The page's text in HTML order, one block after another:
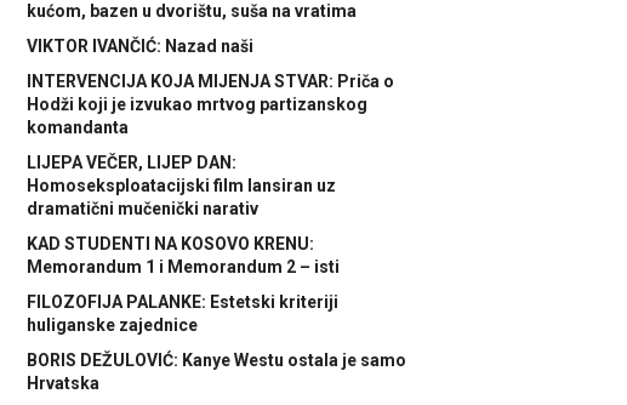
kućom, bazen u dvorištu, suša na vratima
VIKTOR IVANČIĆ: Nazad naši
INTERVENCIJA KOJA MIJENJA STVAR: Priča o
Hodži koji je izvukao mrtvog partizanskog
komandanta
LIJEPA VEČER, LIJEP DAN:
Homoseksploatacijski film lansiran uz
dramatični mučenički narativ
KAD STUDENTI NA KOSOVO KRENU:
Memorandum 1 i Memorandum 2 – isti
FILOZOFIJA PALANKE: Estetski kriteriji
huliganske zajednice
BORIS DEŽULOVIĆ: Kanye Westu ostala je samo
Hrvatska